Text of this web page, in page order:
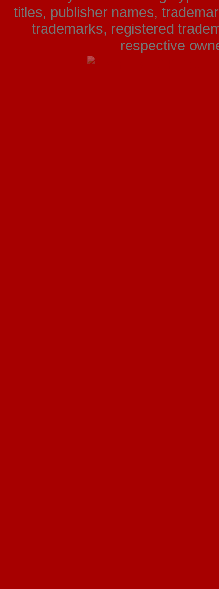
titles, publisher names,
trademarks, registered
respective